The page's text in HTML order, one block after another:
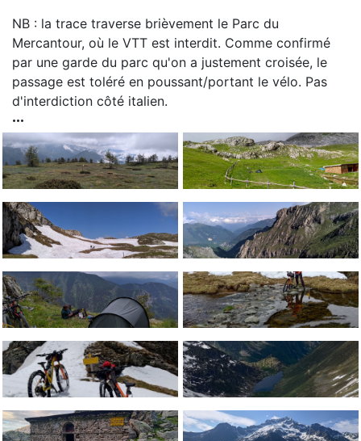
NB : la trace traverse brièvement le Parc du
Mercantour, où le VTT est interdit. Comme confirmé
par une garde du parc qu'on a justement croisée, le
passage est toléré en poussant/portant le vélo. Pas
d'interdiction côté italien.